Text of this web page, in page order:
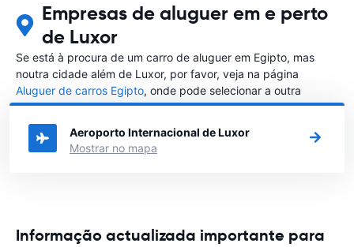
Empresas de aluguer em e perto
de Luxor
Se está à procura de um carro de aluguer em Egipto, mas
noutra cidade além de Luxor, por favor, veja na página
Aluguer de carros Egipto, onde pode selecionar a outra
cidade em Egipto que gostaria de alugar um carro
Aeroporto Internacional de Luxor
Mostrar no mapa
Informação actualizada importante para